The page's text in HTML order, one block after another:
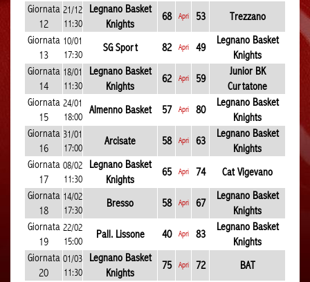
Giornata
12
21/12
11:30
Legnano Basket
Knights
68 Apri 53
Trezzano
Giornata
13
10/01
17:30
SG Sport 82 Apri 49
Legnano Basket
Knights
Giornata
14
18/01
11:30
Legnano Basket
Knights
62 Apri 59
Junior BK
Curtatone
Giornata
15
24/01
18:00
Almenno Basket 57 Apri 80
Legnano Basket
Knights
Giornata
16
31/01
17:00
Arcisate 58 Apri 63
Legnano Basket
Knights
Giornata
17
08/02
11:30
Legnano Basket
Knights
65 Apri 74
Cat Vigevano
Giornata
18
14/02
17:30
Bresso 58 Apri 67
Legnano Basket
Knights
Giornata
19
22/02
15:00
Pall. Lissone 40 Apri 83
Legnano Basket
Knights
Giornata
20
01/03
11:30
Legnano Basket
Knights
75 Apri 72
BAT